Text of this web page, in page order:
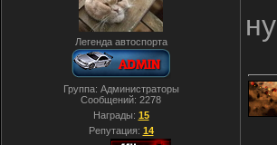
Легенда автоспорта
Группа: Администраторы
Сообщений: 2278
Награды: 15
Репутация: 14
ну